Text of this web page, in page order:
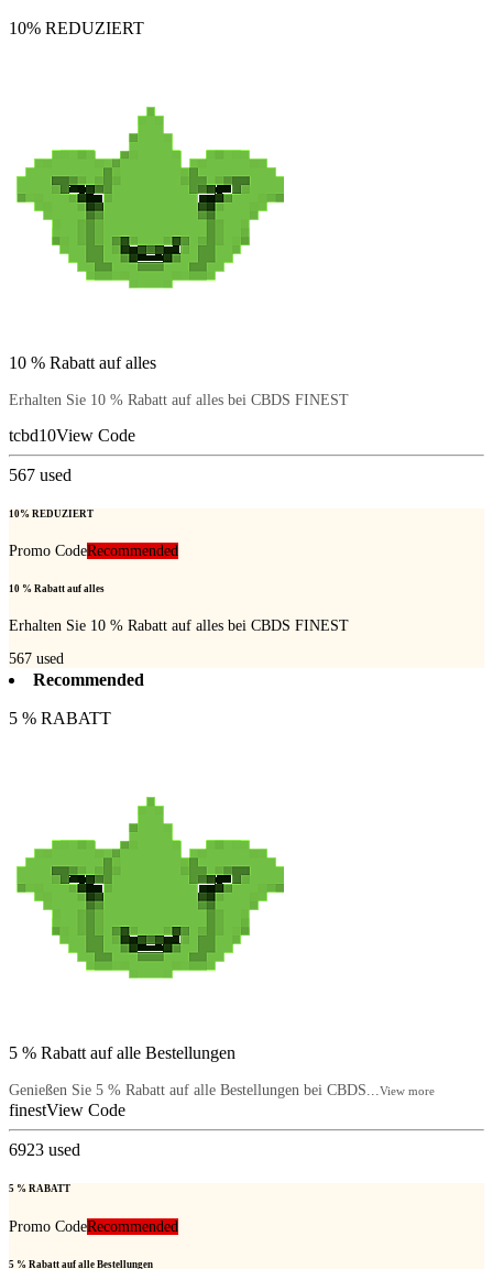
10% REDUZIERT
10 % Rabatt auf alles
Erhalten Sie 10 % Rabatt auf alles bei CBDS FINEST
tcbd10View Code
567 used
10% REDUZIERT
Promo CodeRecommended
10 % Rabatt auf alles
Erhalten Sie 10 % Rabatt auf alles bei CBDS FINEST
567 used
Recommended
5 % RABATT
5 % Rabatt auf alle Bestellungen
Genießen Sie 5 % Rabatt auf alle Bestellungen bei CBDS...View more
finestView Code
6923 used
5 % RABATT
Promo CodeRecommended
5 % Rabatt auf alle Bestellungen